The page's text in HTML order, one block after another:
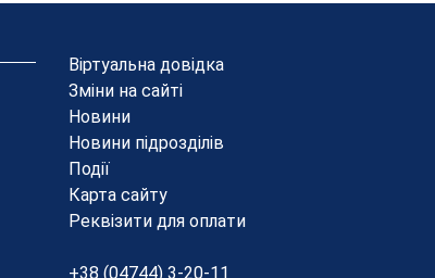
Віртуальна довідка
Зміни на сайті
Новини
Новини підрозділів
Події
Карта сайту
Реквізити для оплати
+38 (04744) 3-20-11